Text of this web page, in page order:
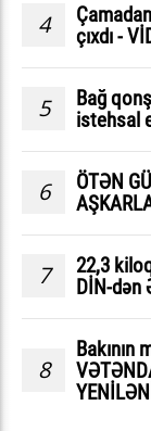
4
çıxdı -
5
Bağ
istehsal
6
ÖTƏN
7
22,3
DİN-dən
8
Bakının